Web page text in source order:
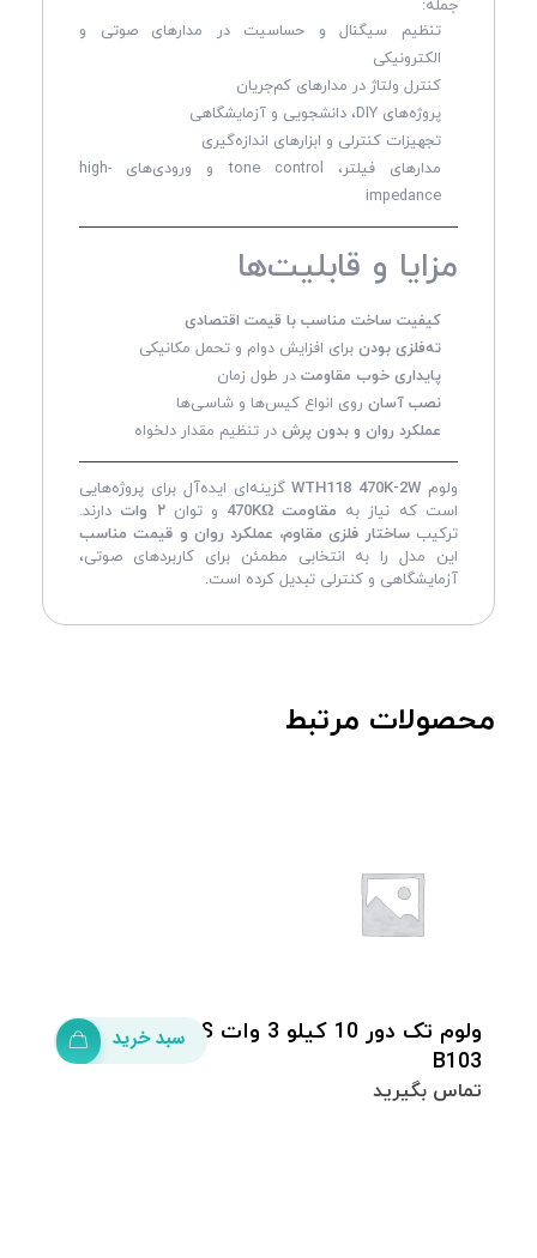
جمله:
تنظیم سیگنال و حساسیت در مدارهای صوتی و
الکترونیکی
کنترل ولتاژ در مدارهای کم‌جریان
پروژه‌های DIY، دانشجویی و آزمایشگاهی
تجهیزات کنترلی و ابزارهای اندازه‌گیری
مدارهای فیلتر، tone control و ورودی‌های high-
impedance
مزایا و قابلیت‌ها
کیفیت ساخت مناسب با قیمت اقتصادی
ته‌فلزی بودن برای افزایش دوام و تحمل مکانیکی
پایداری خوب مقاومت در طول زمان
نصب آسان روی انواع کیس‌ها و شاسی‌ها
عملکرد روان و بدون پرش در تنظیم مقدار دلخواه
ولوم WTH118 470K-2Wگزینه‌ای ایده‌آل برای پروژه‌هایی
است که نیاز به مقاومت 470KΩ و توان۲ وات
دارند.
ترکیبساختار فلزی مقاوم، عملکرد روان و قیمت مناسب
این مدل را به انتخابی مطمئن برای کاربردهای صوتی،
آزمایشگاهی و کنترلی تبدیل کرده است.
محصولات مرتبط
ولوم تک دور 10 کیلو 3 وات RV30YN-20S
B103
تماس بگیرید
سبد خرید